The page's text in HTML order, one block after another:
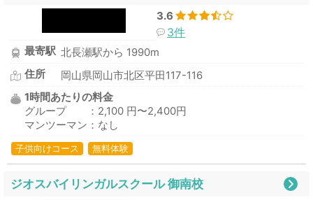
3.6
3件
最寄駅 北長瀬駅から 1990m
住所
岡山県岡山市北区平田117-116
1時間あたりの料金
グループ ：2,100 円〜2,400円
マンツーマン：なし
子供向けコース 無料体験
ジオスバイリンガルスクール 御南校